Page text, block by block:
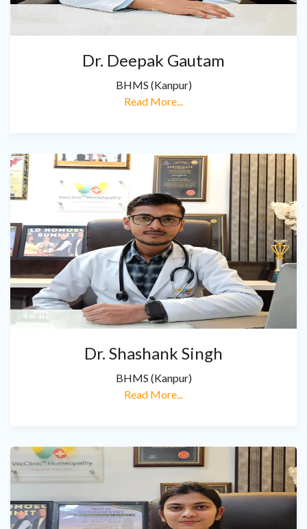
Dr. Deepak Gautam
BHMS (Kanpur)
Read More...
Dr. Shashank Singh
BHMS (Kanpur)
Read More...